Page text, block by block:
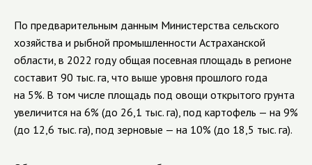
По предварительным данным Министерства сельского
хозяйства и рыбной промышленности Астраханской
области, в 2022 году общая посевная площадь в регионе
составит 90 тыс. га, что выше уровня прошлого года
на 5%. В том числе площадь под овощи открытого грунта
увеличится на 6% (до 26,1 тыс. га), под картофель — на 9%
(до 12,6 тыс. га), под зерновые — на 10% (до 18,5 тыс. га).